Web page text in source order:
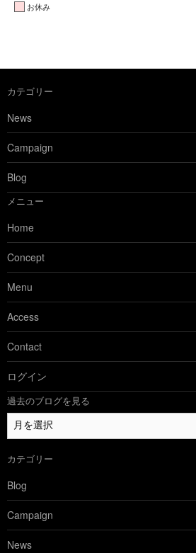
お休み
カテゴリー
News
Campaign
Blog
メニュー
Home
Concept
Menu
Access
Contact
ログイン
過去のブログを見る
過
去
ブ
ロ
グ
を
見
る
カテゴリー
Blog
Campaign
News